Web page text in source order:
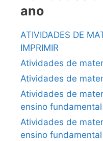
ano
ATIVIDADES DE
IMPRIMIR
Atividades de
Atividades de
Atividades de
ensino fundamental
Atividades de
ensino fundamental